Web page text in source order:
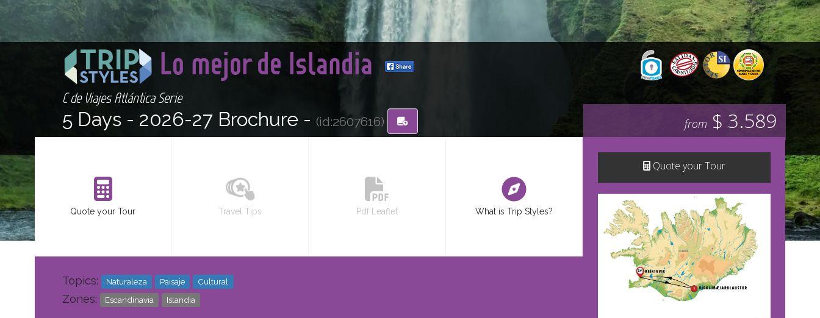
Lo mejor de Islandia
C de Viajes Atlántica Serie
5 Days - 2026-27 Brochure - (id:2607616)
Quote your Tour Travel Tips Pdf Leaflet What is Trip Styles?
Topics: Naturaleza Paisaje Cultural
Zones: Escandinavia Islandia
from $ 3.589
Quote your Tour